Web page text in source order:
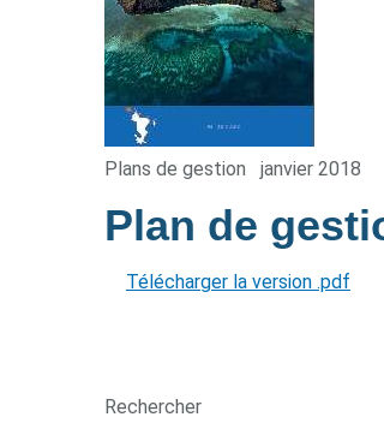
Plans de gestion janvier 2018
Plan de
Télécharger la version .pdf
Rechercher